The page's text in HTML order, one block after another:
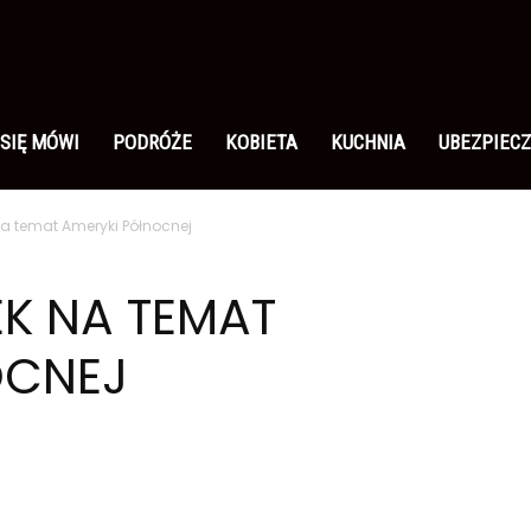
MÓWI PODRÓŻE KOBIETA KUCHNIA
temat Ameryki Północnej
NA TEMAT